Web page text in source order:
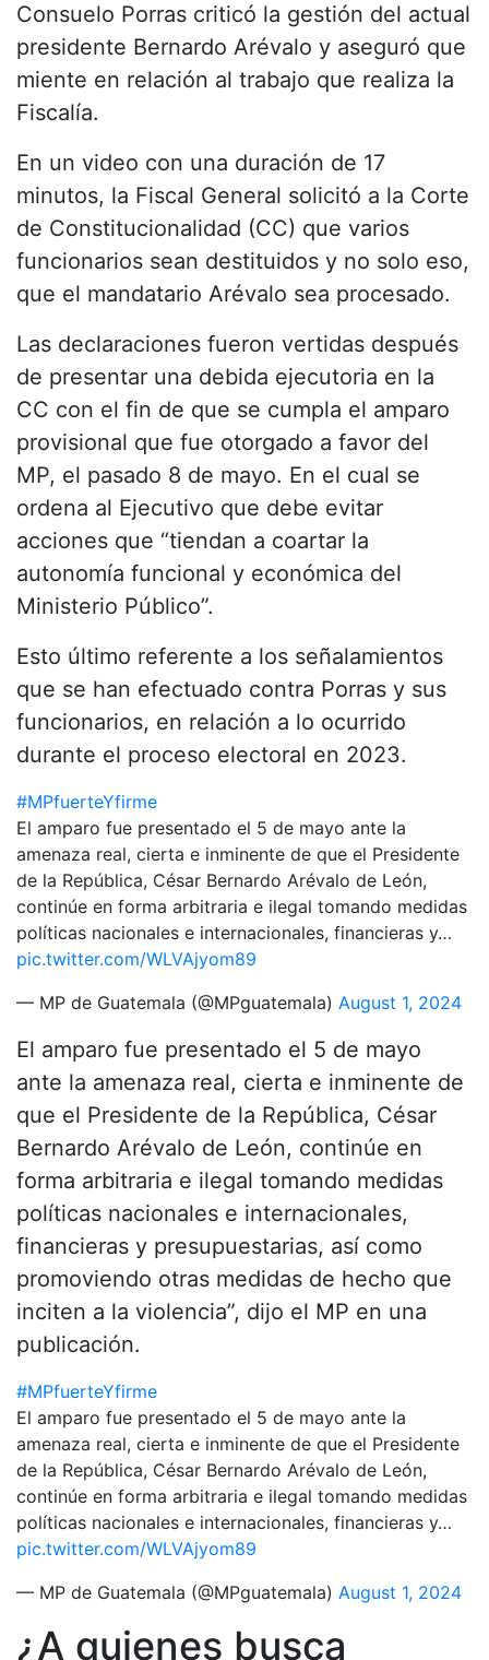
Consuelo Porras criticó la gestión del actual
presidente Bernardo Arévalo y aseguró que
miente en relación al trabajo que realiza la
Fiscalía.
En un video con una duración de 17
minutos, la Fiscal General solicitó a la Corte
de Constitucionalidad (CC) que varios
funcionarios sean destituidos y no solo eso,
que el mandatario Arévalo sea procesado.
Las declaraciones fueron vertidas después
de presentar una debida ejecutoria en la
CC con el fin de que se cumpla el amparo
provisional que fue otorgado a favor del
MP, el pasado 8 de mayo. En el cual se
ordena al Ejecutivo que debe evitar
acciones que “tiendan a coartar la
autonomía funcional y económica del
Ministerio Público”.
Esto último referente a los señalamientos
que se han efectuado contra Porras y sus
funcionarios, en relación a lo ocurrido
durante el proceso electoral en 2023.
#MPfuerteYfirme
El amparo fue presentado el 5 de mayo ante la
amenaza real, cierta e inminente de que el Presidente
de la República, César Bernardo Arévalo de León,
continúe en forma arbitraria e ilegal tomando medidas
políticas nacionales e internacionales, financieras y…
pic.twitter.com/WLVAjyom89
— MP de Guatemala (@MPguatemala) August 1, 2024
El amparo fue presentado el 5 de mayo
ante la amenaza real, cierta e inminente de
que el Presidente de la República, César
Bernardo Arévalo de León, continúe en
forma arbitraria e ilegal tomando medidas
políticas nacionales e internacionales,
financieras y presupuestarias, así como
promoviendo otras medidas de hecho que
inciten a la violencia”, dijo el MP en una
publicación.
#MPfuerteYfirme
El amparo fue presentado el 5 de mayo ante la
amenaza real, cierta e inminente de que el Presidente
de la República, César Bernardo Arévalo de León,
continúe en forma arbitraria e ilegal tomando medidas
políticas nacionales e internacionales, financieras y…
pic.twitter.com/WLVAjyom89
— MP de Guatemala (@MPguatemala) August 1, 2024
¿A quienes busca